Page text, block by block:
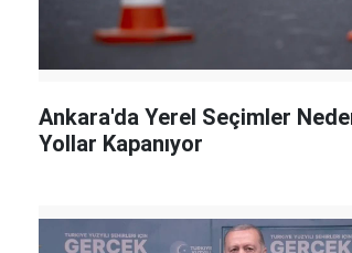
Ankara'da Yerel Seçimler
Yollar Kapanıyor